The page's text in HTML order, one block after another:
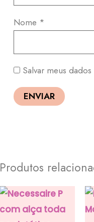
Nome *
Salvar meus
Produtos